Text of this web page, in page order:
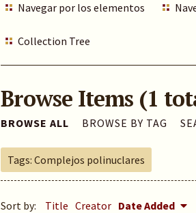
Navegar por los elementos
Collection Tree
Browse Items (1
BROWSE ALL BROWSE BY TAG
Tags: Complejos polinuclares
Sort by: Title Creator Date Added